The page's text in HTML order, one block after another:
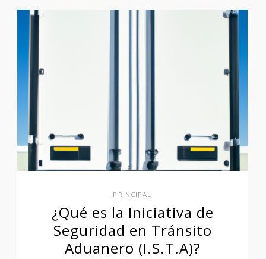
PRINCIPAL
¿Qué es la Iniciativa de
Seguridad en Tránsito
Aduanero (I.S.T.A)?